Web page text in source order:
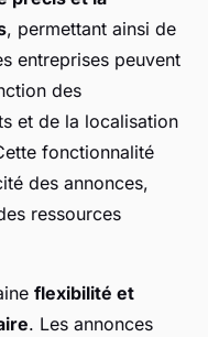
, permettant ainsi de
entreprises peuvent
des
et de la localisation
fonctionnalité
des annonces,
ressources
flexibilité et
. Les annonces